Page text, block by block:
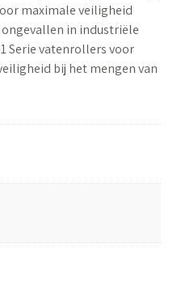
maximale veiligheid
in industriële
Serie vatenrollers voor
bij het mengen van